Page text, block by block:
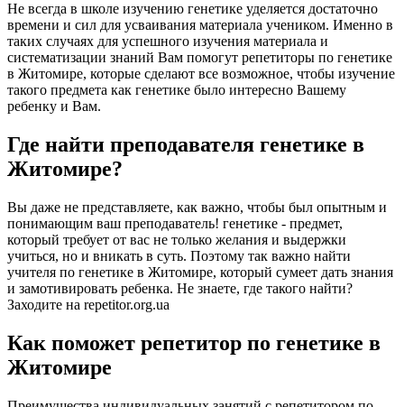
Не всегда в школе изучению генетике уделяется достаточно
времени и сил для усваивания материала учеником. Именно в
таких случаях для успешного изучения материала и
систематизации знаний Вам помогут репетиторы по генетике
в Житомире, которые сделают все возможное, чтобы изучение
такого предмета как генетике было интересно Вашему
ребенку и Вам.
Где найти преподавателя генетике в
Житомире?
Вы даже не представляете, как важно, чтобы был опытным и
понимающим ваш преподаватель! генетике - предмет,
который требует от вас не только желания и выдержки
учиться, но и вникать в суть. Поэтому так важно найти
учителя по генетике в Житомире, который сумеет дать знания
и замотивировать ребенка. Не знаете, где такого найти?
Заходите на repetitor.org.ua
Как поможет репетитор по генетике в
Житомире